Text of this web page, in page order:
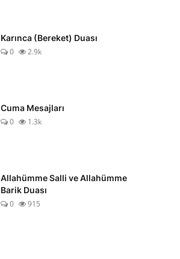
Karınca (Bereket) Duası
0
2.9k
Cuma Mesajları
0
1.3k
Allahümme Salli ve Allahümme
Barik Duası
0
915